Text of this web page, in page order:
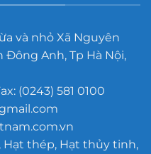
và nhỏ Xã Nguyên
Đông Anh, Tp Hà Nội,
(0243) 581 0100
thép, Hạt thủy tinh,